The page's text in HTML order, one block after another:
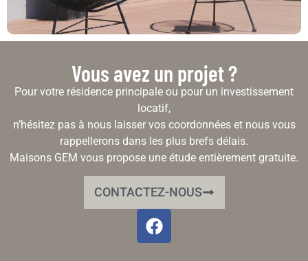
Vous avez un projet ?
Pour votre résidence principale ou pour un investissement
locatif,
n’hésitez pas à nous laisser vos coordonnées et nous vous
rappellerons dans les plus brefs délais.
Maisons GEM vous propose une étude entièrement gratuite.
CONTACTEZ-NOUS